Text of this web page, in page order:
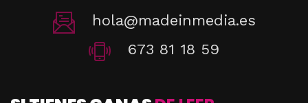
hola@madeinmedia.es
673 81 18 59